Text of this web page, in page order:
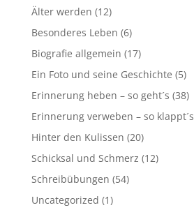
Älter werden (12)
Besonderes Leben (6)
Biografie allgemein (17)
Ein Foto und seine Geschichte (5)
Erinnerung heben – so geht´s (38)
Erinnerung verweben – so klappt´s
Hinter den Kulissen (20)
Schicksal und Schmerz (12)
Schreibübungen (54)
Uncategorized (1)